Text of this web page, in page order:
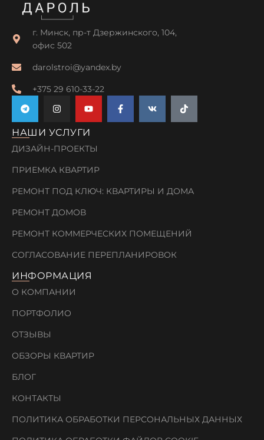
г. Минск, пр-т Дзержинского, 104,
офис 502
darolstroi@yandex.by
+375 29 610-33-22
НАШИ УСЛУГИ
ДИЗАЙН-ПРОЕКТЫ
ПРИЕМКА КВАРТИР
РЕМОНТ ПОД КЛЮЧ: КВАРТИРЫ И ДОМА
РЕМОНТ ДОМОВ
РЕМОНТ КОММЕРЧЕСКИХ ПОМЕЩЕНИЙ
СОГЛАСОВАНИЕ ПЕРЕПЛАНИРОВОК
ИНФОРМАЦИЯ
О КОМПАНИИ
ПОРТФОЛИО
ОТЗЫВЫ
ОБЗОРЫ КВАРТИР
БЛОГ
КОНТАКТЫ
ПОЛИТИКА ОБРАБОТКИ ПЕРСОНАЛЬНЫХ ДАННЫХ